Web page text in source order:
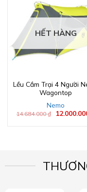
HẾT HÀNG
Lều Cắm Trại 4 Người
Wagontop
Nemo
14.684.000₫ Giá